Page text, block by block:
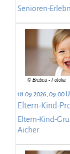
Senioren-
18.09.2026, 09:00
Eltern-Kind-
Eltern-Kind-
Aicher